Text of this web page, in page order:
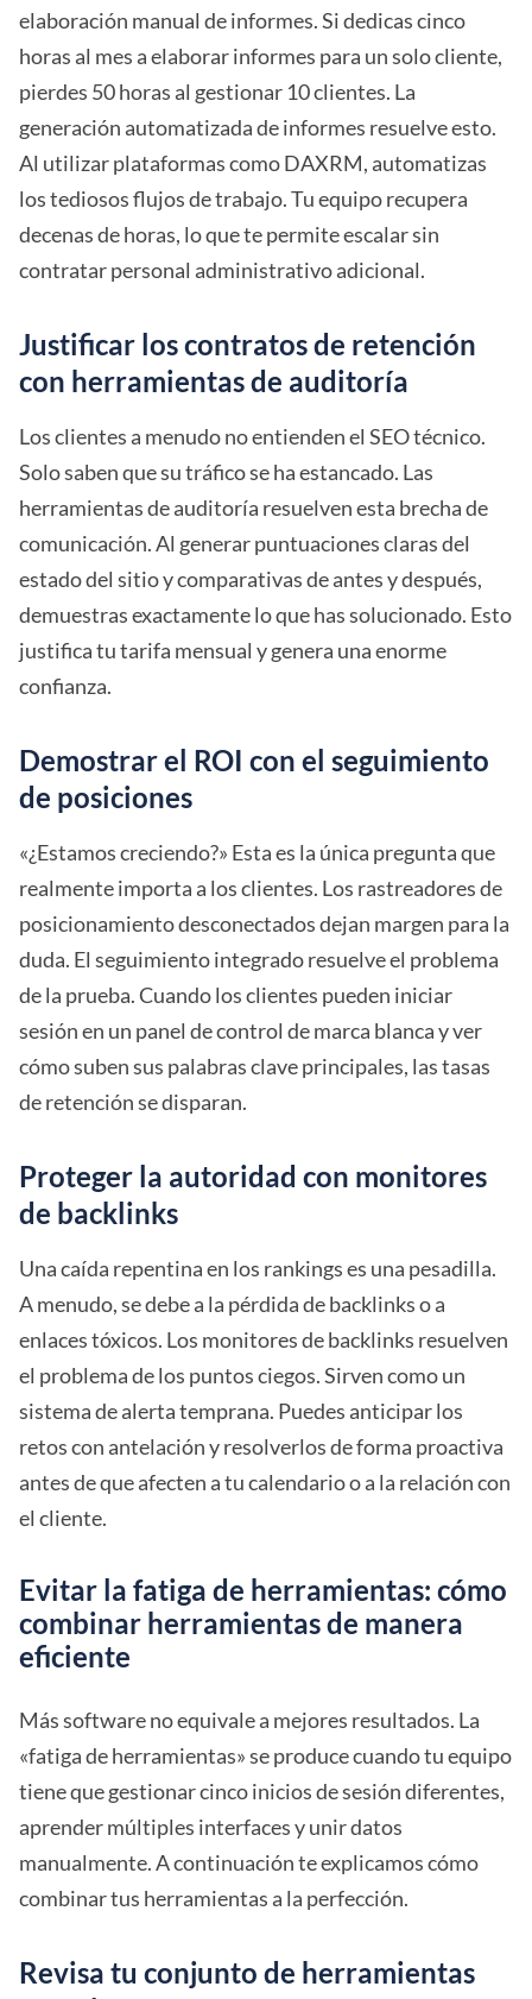
elaboración manual de informes. Si dedicas cinco
horas al mes a elaborar informes para un solo cliente,
pierdes 50 horas al gestionar 10 clientes. La
generación automatizada de informes resuelve esto.
Al utilizar plataformas como DAXRM, automatizas
los tediosos flujos de trabajo. Tu equipo recupera
decenas de horas, lo que te permite escalar sin
contratar personal administrativo adicional.
Justificar los contratos de retención
con herramientas de auditoría
Los clientes a menudo no entienden el SEO técnico.
Solo saben que su tráfico se ha estancado. Las
herramientas de auditoría resuelven esta brecha de
comunicación. Al generar puntuaciones claras del
estado del sitio y comparativas de antes y después,
demuestras exactamente lo que has solucionado. Esto
justifica tu tarifa mensual y genera una enorme
confianza.
Demostrar el ROI con el seguimiento
de posiciones
«¿Estamos creciendo?» Esta es la única pregunta que
realmente importa a los clientes. Los rastreadores de
posicionamiento desconectados dejan margen para la
duda. El seguimiento integrado resuelve el problema
de la prueba. Cuando los clientes pueden iniciar
sesión en un panel de control de marca blanca y ver
cómo suben sus palabras clave principales, las tasas
de retención se disparan.
Proteger la autoridad con monitores
de backlinks
Una caída repentina en los rankings es una pesadilla.
A menudo, se debe a la pérdida de backlinks o a
enlaces tóxicos. Los monitores de backlinks resuelven
el problema de los puntos ciegos. Sirven como un
sistema de alerta temprana. Puedes anticipar los
retos con antelación y resolverlos de forma proactiva
antes de que afecten a tu calendario o a la relación con
el cliente.
Evitar la fatiga de herramientas: cómo
combinar herramientas de manera
eficiente
Más software no equivale a mejores resultados. La
«fatiga de herramientas» se produce cuando tu equipo
tiene que gestionar cinco inicios de sesión diferentes,
aprender múltiples interfaces y unir datos
manualmente. A continuación te explicamos cómo
combinar tus herramientas a la perfección.
Revisa tu conjunto de herramientas